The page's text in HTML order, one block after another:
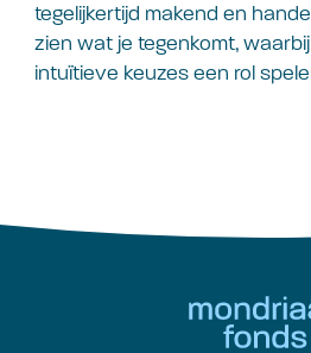
tegelijkertijd makend en
zien wat je tegenkomt,
intuïtieve keuzes een rol